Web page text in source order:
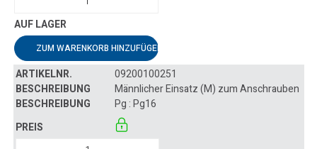
ZUM WARENKORB HINZUFÜGEN
09200100251
Männlicher Einsatz (M) zum Anschrauben
Pg : Pg16